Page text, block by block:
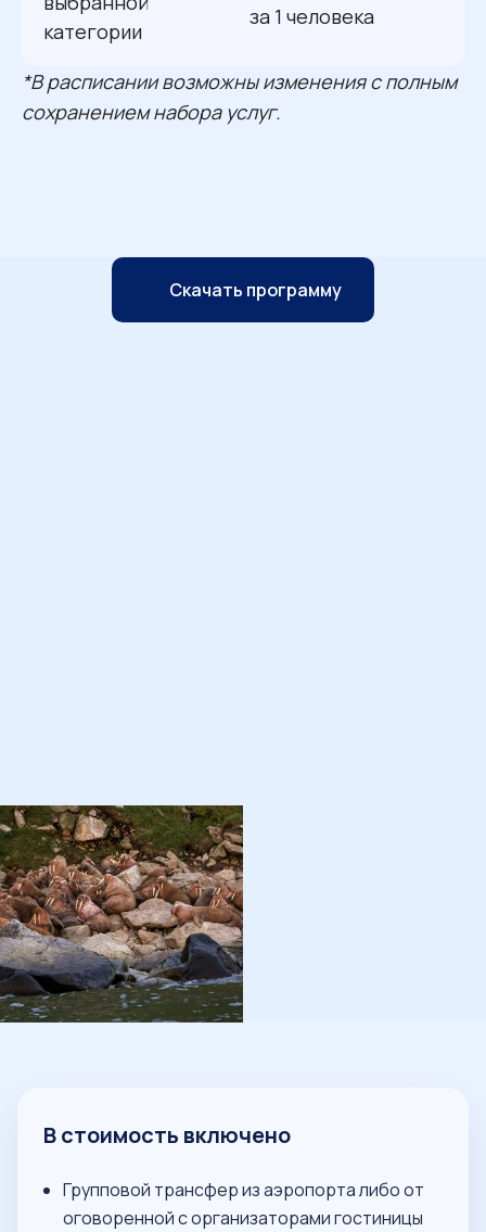
категории
за 1 человека
*В расписании возможны изменения с полным
сохранением набора услуг.
Скачать программу
В стоимость включено
Групповой трансфер из аэропорта либо от
оговоренной с организаторами гостиницы